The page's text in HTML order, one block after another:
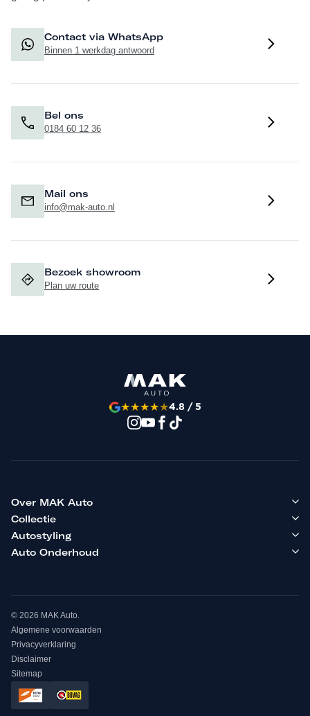
Contact via WhatsApp
Binnen 1 werkdag antwoord
Bel ons
0184 60 12 36
Mail ons
info@mak-auto.nl
Bezoek showroom
Plan uw route
★★★★★4.8 / 5
Over MAK Auto
Collectie
Autostyling
Auto Onderhoud
© 2026 MAK Auto.
Algemene voorwaarden
Privacyverklaring
Disclaimer
Sitemap